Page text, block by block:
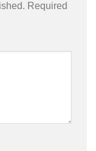
Required